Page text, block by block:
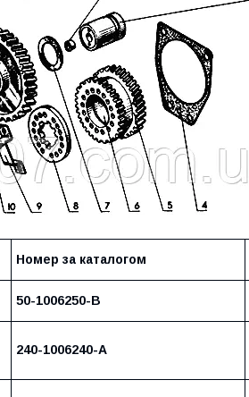
Номер за каталогом
50-1006250-В
240-1006240-А